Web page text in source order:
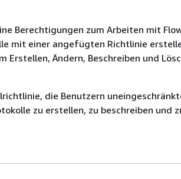
Berechtigungen zum Arbeiten mit
mit einer angefügten Richtlinie
Erstellen, Ändern, Beschreiben und
die Benutzern
zu erstellen, zu beschreiben und